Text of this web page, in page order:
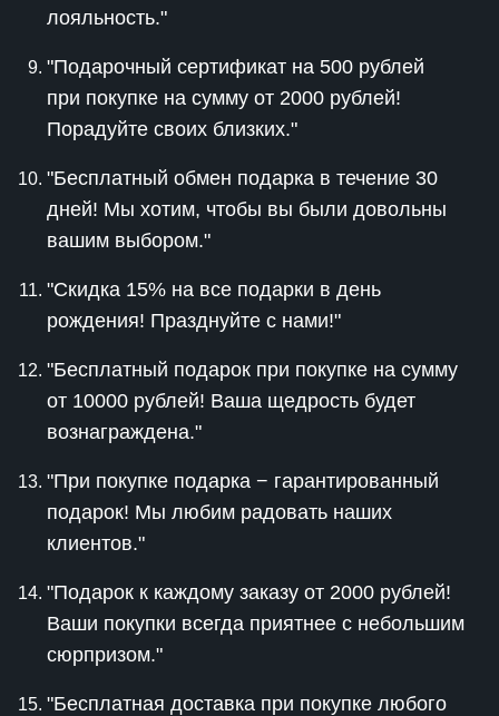
лояльность."
"Подарочный сертификат на 500 рублей
при покупке на сумму от 2000 рублей!
Порадуйте своих близких."
"Бесплатный обмен подарка в течение 30
дней! Мы хотим, чтобы вы были довольны
вашим выбором."
"Скидка 15% на все подарки в день
рождения! Празднуйте с нами!"
"Бесплатный подарок при покупке на сумму
от 10000 рублей! Ваша щедрость будет
вознаграждена."
"При покупке подарка − гарантированный
подарок! Мы любим радовать наших
клиентов."
"Подарок к каждому заказу от 2000 рублей!
Ваши покупки всегда приятнее с небольшим
сюрпризом."
"Бесплатная доставка при покупке любого